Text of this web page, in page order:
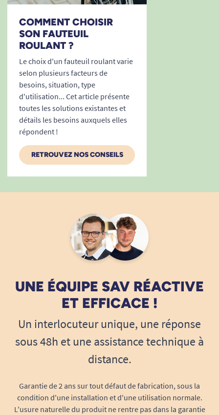
COMMENT CHOISIR
SON FAUTEUIL
ROULANT ?
Le choix d'un fauteuil roulant varie
selon plusieurs facteurs de
besoins, situation, type
d'utilisation... Cet article présente
toutes les solutions existantes et
détails les besoins auxquels elles
répondent !
RETROUVEZ NOS CONSEILS
UNE ÉQUIPE SAV RÉACTIVE
ET EFFICACE !
Un interlocuteur unique, une réponse
sous 48h et une assistance technique à
distance.
Garantie de 2 ans sur tout défaut de fabrication, sous la
condition d'une installation et d'une utilisation normale.
L'usure naturelle du produit ne rentre pas dans la garantie